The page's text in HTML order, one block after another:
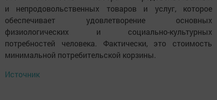
и непродовольственных товаров и услуг, которое
обеспечивает удовлетворение основных
физиологических и социально-культурных
потребностей человека. Фактически, это стоимость
минимальной потребительской корзины.
Источник